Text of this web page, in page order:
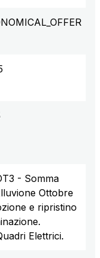
- Somma
Ottobre
e ripristino
Elettrici.